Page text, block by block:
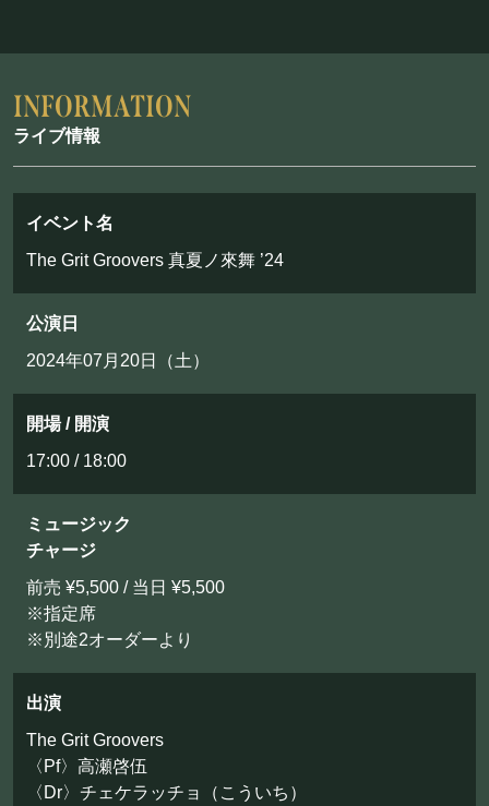
PRIVATE
貸切パーティー・ホールレンタル
BOOKING
ライブ出演について
お問い合わせ
ライブ情報
イベント名
The Grit Groovers 真夏ノ來舞 ’24
公演日
2024年07月20日（土）
開場 / 開演
17:00 / 18:00
ミュージック
チャージ
前売 ¥5,500 / 当日 ¥5,500
※指定席
※別途2オーダーより
出演
The Grit Groovers
〈Pf〉高瀬啓伍
〈Dr〉チェケラッチョ（こういち）